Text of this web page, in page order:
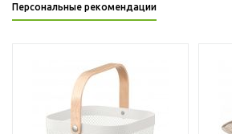
Персональные рекомендации